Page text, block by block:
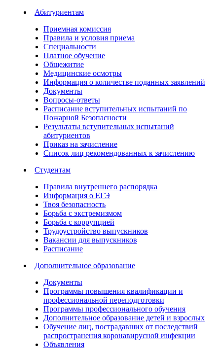
Абитуриентам
Приемная комиссия
Правила и условия приема
Специальности
Платное обучение
Общежитие
Медицинские осмотры
Информация о количестве поданных заявлений
Документы
Вопросы-ответы
Расписание вступительных испытаний по
Пожарной Безопасности
Результаты вступительных испытаний
абитуриентов
Приказ на зачисление
Список лиц рекомендованных к зачислению
Студентам
Правила внутреннего распорядка
Информация о ЕГЭ
Твоя безопасность
Борьба с экстремизмом
Борьба с коррупцией
Трудоустройство выпускников
Вакансии для выпускников
Расписание
Дополнительное образование
Документы
Программы повышения квалификации и
профессиональной переподготовки
Программы профессионального обучения
Дополнительное образование детей и взрослых
Обучение лиц, пострадавших от последствий
распространения коронавирусной инфекции
Объявления